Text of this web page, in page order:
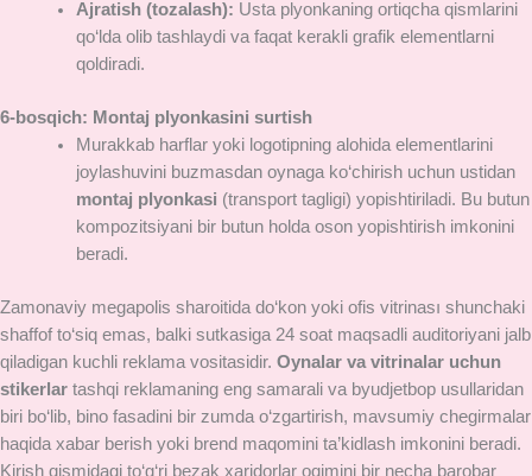
Ajratish (tozalash): Usta plyonkaning ortiqcha qismlarini
qo‘lda olib tashlaydi va faqat kerakli grafik elementlarni
qoldiradi.
6-bosqich: Montaj plyonkasini surtish
Murakkab harflar yoki logotipning alohida elementlarini
joylashuvini buzmasdan oynaga ko‘chirish uchun ustidan
montaj plyonkasi (transport tagligi) yopishtiriladi. Bu butun
kompozitsiyani bir butun holda oson yopishtirish imkonini
beradi.
Zamonaviy megapolis sharoitida do‘kon yoki ofis vitrinası shunchaki
shaffof to‘siq emas, balki sutkasiga 24 soat maqsadli auditoriyani jalb
qiladigan kuchli reklama vositasidir. Oynalar va vitrinalar uchun
stikerlar tashqi reklamaning eng samarali va byudjetbop usullaridan
biri bo‘lib, bino fasadini bir zumda o‘zgartirish, mavsumiy chegirmalar
haqida xabar berish yoki brend maqomini ta’kidlash imkonini beradi.
Kirish qismidagi to‘g‘ri bezak xaridorlar oqimini bir necha barobar